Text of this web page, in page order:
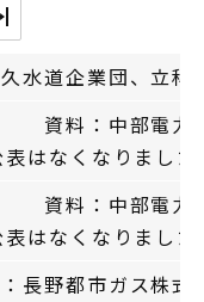
道企業団、立科
資料：中部電力
はなくなりました
資料：中部電力
はなくなりました
野都市ガス株式